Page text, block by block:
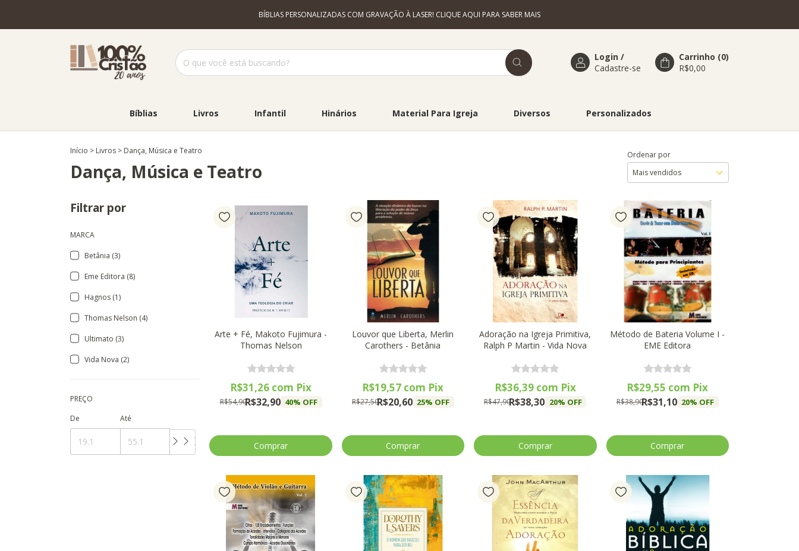
BÍBLIAS PERSONALIZADAS COM GRAVAÇÃO À LASER! CLIQUE AQUI PARA SABER MAIS
Login /
Cadastre-se
Carrinho (0)
R$0,00
Bíblias Livros Infantil Hinários Material Para Igreja Diversos Personalizados
Início > Livros > Dança, Música e Teatro
Dança, Música e Teatro
Ordenar por
Filtrar por
MARCA
Betânia (3)
Eme Editora (8)
Hagnos (1)
Thomas Nelson (4)
Ultimato (3)
Vida Nova (2)
PREÇO
De
Até
Arte + Fé, Makoto Fujimura -
Thomas Nelson
R$32,90
R$54,90 40% OFF
R$31,26 com Pix
Louvor que Liberta, Merlin
Carothers - Betânia
R$20,60
R$27,50 25% OFF
R$19,57 com Pix
Adoração na Igreja Primitiva,
Ralph P Martin - Vida Nova
R$38,30
R$47,90 20% OFF
R$36,39 com Pix
Método de Bateria Volume I -
EME Editora
R$31,10
R$38,90 20% OFF
R$29,55 com Pix